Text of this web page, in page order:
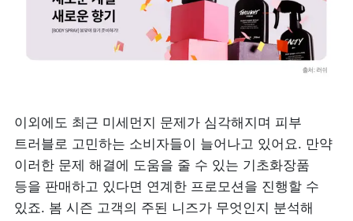
이외에도 최근 미세먼지 문제가 심각해지며 피부
트러블로 고민하는 소비자들이 늘어나고 있어요. 만약
이러한 문제 해결에 도움을 줄 수 있는 기초화장품
등을 판매하고 있다면 연계한 프로모션을 진행할 수
있죠. 봄 시즌 고객의 주된 니즈가 무엇인지 분석해